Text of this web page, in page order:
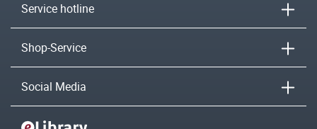
Service hotline
Shop-Service
Social Media